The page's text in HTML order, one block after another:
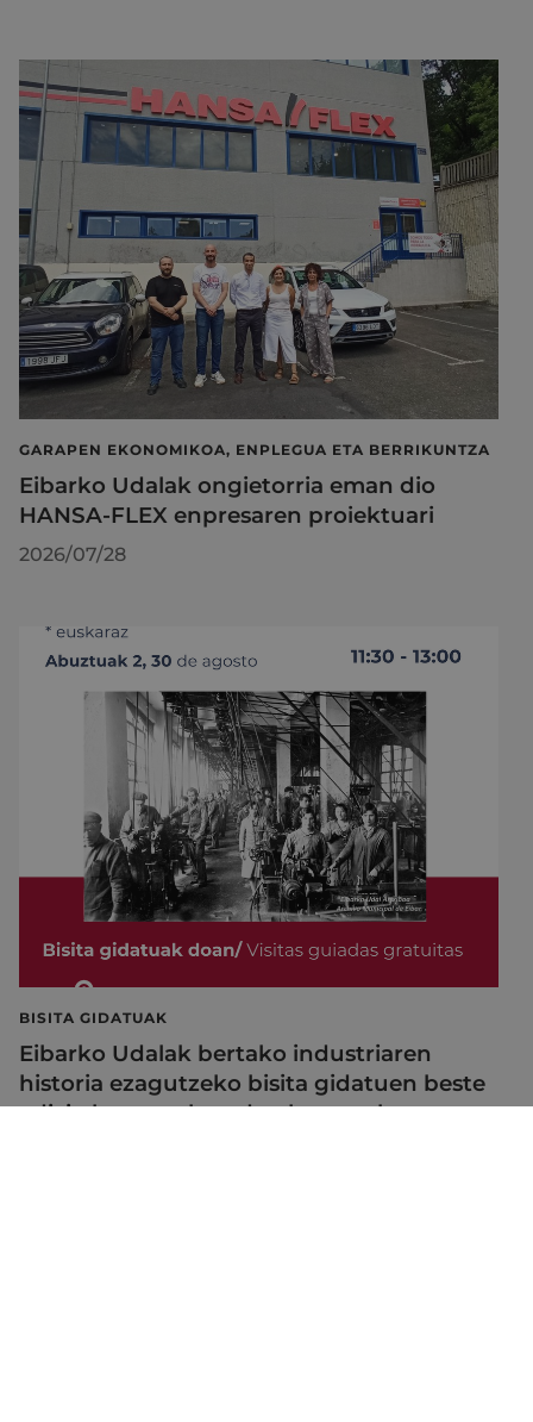
GARAPEN EKONOMIKOA, ENPLEGUA ETA BERRIKUNTZA
Eibarko Udalak ongietorria eman dio
HANSA-FLEX enpresaren proiektuari
2026/07/28
BISITA GIDATUAK
Eibarko Udalak bertako industriaren
historia ezagutzeko bisita gidatuen beste
edizio bat antolatu du abuzturako